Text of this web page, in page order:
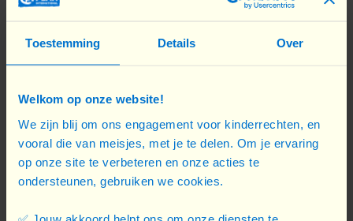
Toestemming Details Over
Welkom op onze website!
We zijn blij om ons engagement voor kinderrechten, en
vooral die van meisjes, met je te delen. Om je ervaring
op onze site te verbeteren en onze acties te
ondersteunen, gebruiken we cookies.
✅ Jouw akkoord helpt ons om onze diensten te